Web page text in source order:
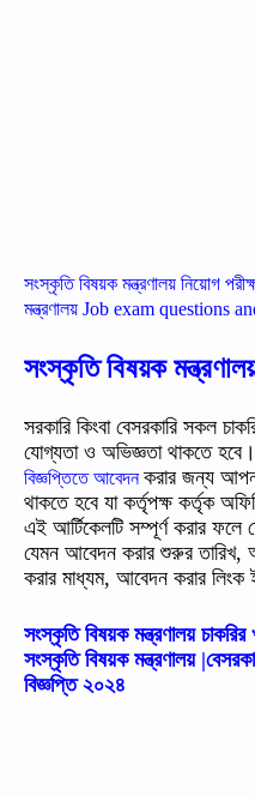
সংস্কৃতি বিষয়ক মন্ত্রণালয় নিয়োগ
মন্ত্রণালয় Job exam questions
সংস্কৃতি বিষয়ক
সরকারি কিংবা বেসরকারি সকল
যোগ্যতা ও অভিজ্ঞতা থাকতে হবে।
বিজ্ঞপ্তিতে আবেদন করার জন্য
থাকতে হবে যা কর্তৃপক্ষ কর্তৃক
এই আর্টিকেলটি সম্পূর্ণ করার ফলে
যেমন আবেদন করার শুরুর তারিখ,
করার মাধ্যম, আবেদন করার লিংক
সংস্কৃতি বিষয়ক মন্ত্রণালয়
সংস্কৃতি বিষয়ক মন্ত্রণালয়
বিজ্ঞপ্তি ২০২৪